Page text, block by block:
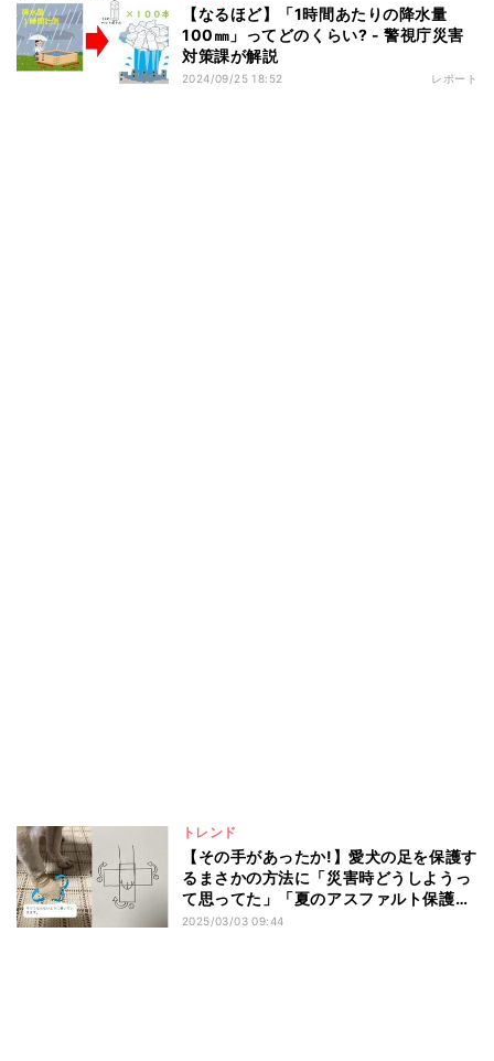
【なるほど】「1時間あたりの降水量
100㎜」ってどのくらい? - 警視庁災害
対策課が解説
2024/09/25 18:52 レポート
トレンド
【その手があったか!】愛犬の足を保護す
るまさかの方法に「災害時どうしようっ
て思ってた」「夏のアスファルト保護に
もよさげー」と注目集まる – 警視庁のラ
2025/03/03 09:44